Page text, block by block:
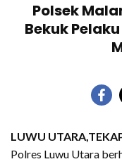
Polsek
Bekuk
LUWU
Polres Luwu Utara